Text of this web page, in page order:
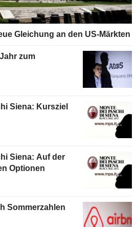
Gleichung an den US-Märkten
zum
Siena: Kursziel
Siena: Auf der
Optionen
Sommerzahlen